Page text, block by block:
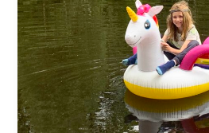
singletracks